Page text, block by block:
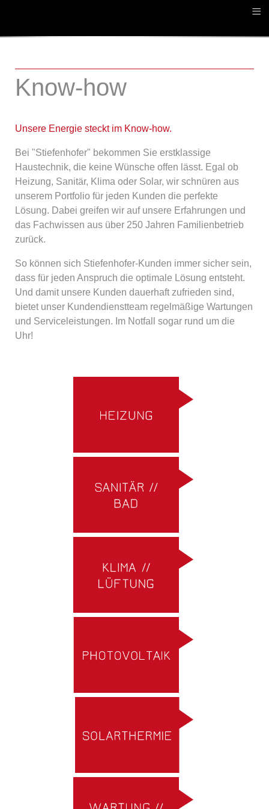
Know-how
Unsere Energie steckt im Know-how.
Bei "Stiefenhofer" bekommen Sie erstklassige
Haustechnik, die keine Wünsche offen lässt. Egal ob
Heizung, Sanitär, Klima oder Solar, wir schnüren aus
unserem Portfolio für jeden Kunden die perfekte
Lösung. Dabei greifen wir auf unsere Erfahrungen und
das Fachwissen aus über 250 Jahren Familienbetrieb
zurück.
So können sich Stiefenhofer-Kunden immer sicher sein,
dass für jeden Anspruch die optimale Lösung entsteht.
Und damit unsere Kunden dauerhaft zufrieden sind,
bietet unser Kundendienstteam regelmäßige Wartungen
und Serviceleistungen. Im Notfall sogar rund um die
Uhr!
≡